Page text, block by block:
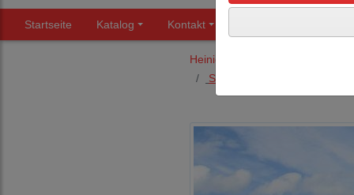
Startseite Katalog Kontakt
Heiniger Schermaschinen und
Schermaschinen Rinder u.